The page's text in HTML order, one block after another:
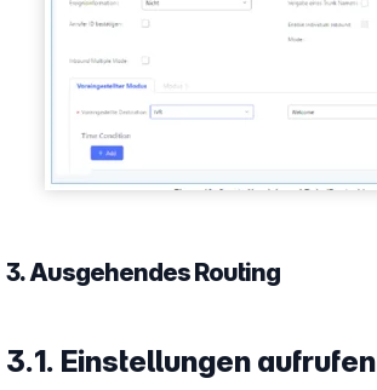
3. Ausgehendes Routing
3.1. Einstellungen aufrufen